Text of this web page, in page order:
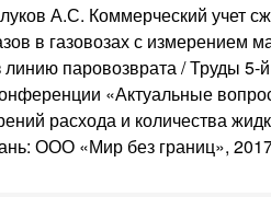
А.С. Коммерческий учет
в газовозах с измерением
паровозврата / Труды
«Актуальные
расхода и количества
ООО «Мир без границ»,